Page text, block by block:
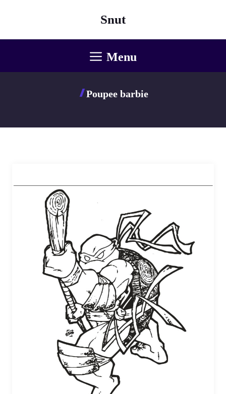
Snut
Menu
Poupee barbie